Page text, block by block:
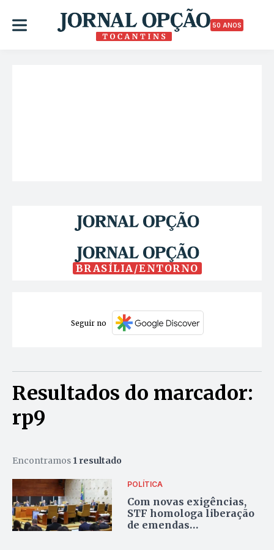
50 ANOS
BRASÍLIA/ENTORNO
Seguir no
Resultados do marcador:
rp9
Encontramos 1 resultado
POLÍTICA
Com novas exigências,
STF homologa liberação
de emendas